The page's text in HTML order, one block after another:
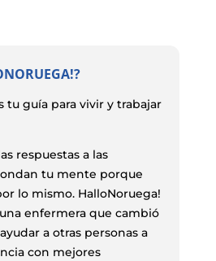
tu guía para vivir y trabajar
respuestas a las
tu mente porque
lo mismo. HalloNoruega!
enfermera que cambió
a otras personas a
con mejores